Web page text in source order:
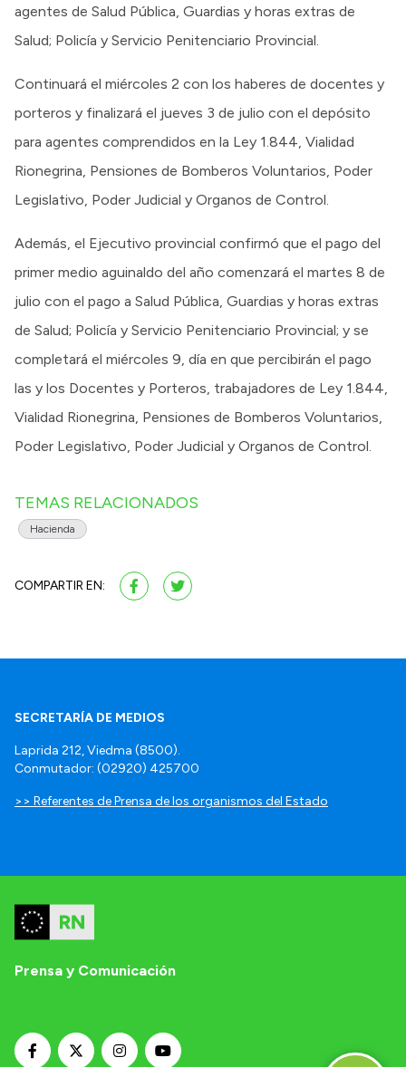
agentes de Salud Pública, Guardias y horas extras de
Salud; Policía y Servicio Penitenciario Provincial.
Continuará el miércoles 2 con los haberes de docentes y
porteros y finalizará el jueves 3 de julio con el depósito
para agentes comprendidos en la Ley 1.844, Vialidad
Rionegrina, Pensiones de Bomberos Voluntarios, Poder
Legislativo, Poder Judicial y Organos de Control.
Además, el Ejecutivo provincial confirmó que el pago del
primer medio aguinaldo del año comenzará el martes 8 de
julio con el pago a Salud Pública, Guardias y horas extras
de Salud; Policía y Servicio Penitenciario Provincial; y se
completará el miércoles 9, día en que percibirán el pago
las y los Docentes y Porteros, trabajadores de Ley 1.844,
Vialidad Rionegrina, Pensiones de Bomberos Voluntarios,
Poder Legislativo, Poder Judicial y Organos de Control.
TEMAS RELACIONADOS
Hacienda
COMPARTIR EN:
SECRETARÍA DE MEDIOS
Laprida 212, Viedma (8500).
Conmutador: (02920) 425700
>> Referentes de Prensa de los organismos del Estado
Prensa y Comunicación